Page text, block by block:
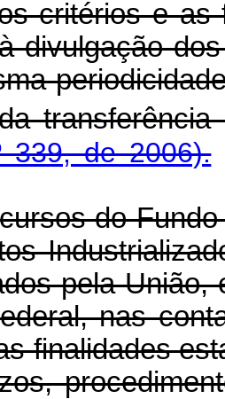
critérios e as
divulgação
339, de 2006).
do
pela
nas
finalidades